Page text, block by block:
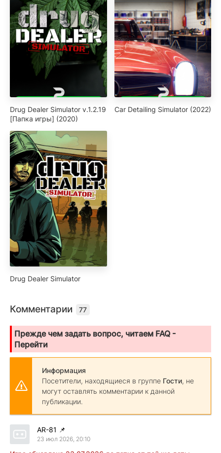
Drug Dealer Simulator v.1.2.19
[Папка игры] (2020)
Car Detailing Simulator (2022)
Drug Dealer Simulator
Комментарии 77
Прежде чем задать вопрос, читаем FAQ -
Перейти
Информация
Посетители, находящиеся в группе Гости, не
могут оставлять комментарии к данной
публикации.
AR-81 📌
23 июл 2026, 20:10